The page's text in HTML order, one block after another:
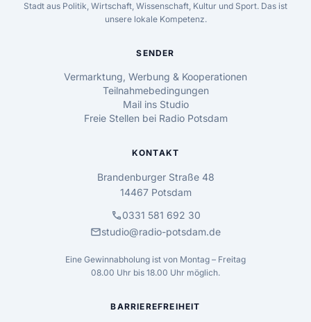
Stadt aus Politik, Wirtschaft, Wissenschaft, Kultur und Sport. Das ist
unsere lokale Kompetenz.
SENDER
Vermarktung, Werbung & Kooperationen
Teilnahmebedingungen
Mail ins Studio
Freie Stellen bei Radio Potsdam
KONTAKT
Brandenburger Straße 48
14467 Potsdam
call0331 581 692 30
mailstudio@radio-potsdam.de
Eine Gewinnabholung ist von Montag – Freitag
08.00 Uhr bis 18.00 Uhr möglich.
BARRIEREFREIHEIT